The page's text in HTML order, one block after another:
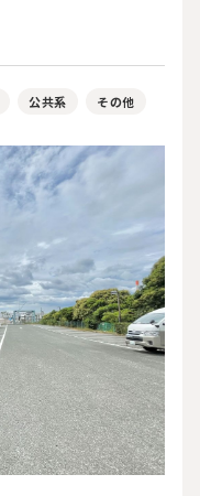
公共系 その他